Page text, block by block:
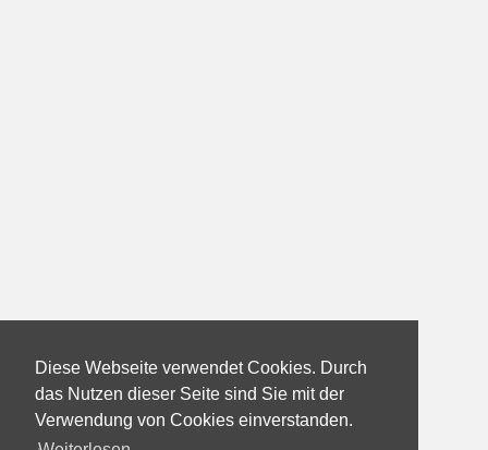
Diese Webseite verwendet Cookies. Durch
das Nutzen dieser Seite sind Sie mit der
Verwendung von Cookies einverstanden.